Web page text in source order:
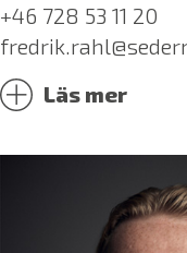
+46 728 53 11 20
Läs mer